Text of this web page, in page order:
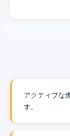
アクティブな
す。